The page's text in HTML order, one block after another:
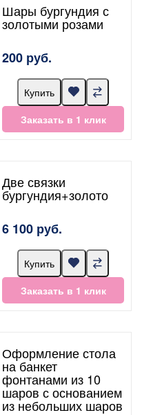
Шары бургундия с
золотыми розами
200 руб.
Купить
Заказать в 1 клик
Две связки
бургундия+золото
6 100 руб.
Купить
Заказать в 1 клик
Оформление стола
на банкет
фонтанами из 10
шаров с основанием
из небольших шаров